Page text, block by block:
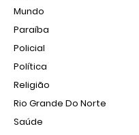
Mundo
Paraíba
Policial
Política
Religião
Rio Grande Do Norte
Saúde